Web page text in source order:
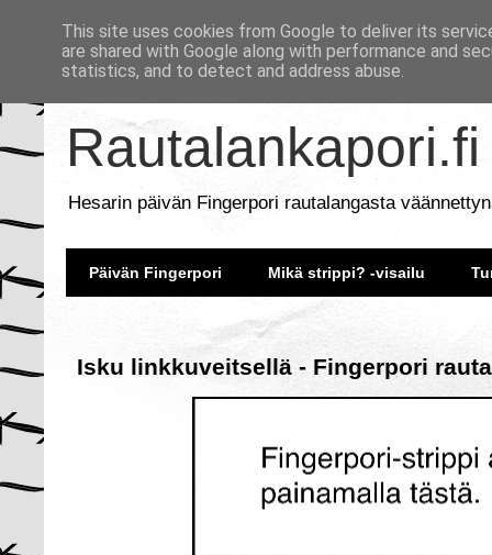
Rautalankapori.fi
Hesarin päivän Fingerpori rautalangasta
Päivän Fingerpori Mikä strippi? -visailu
Isku linkkuveitsellä - Fingerpori
This site uses cookies from Google to deliver its
are shared with Google along with performance and
statistics, and to detect and address abuse.